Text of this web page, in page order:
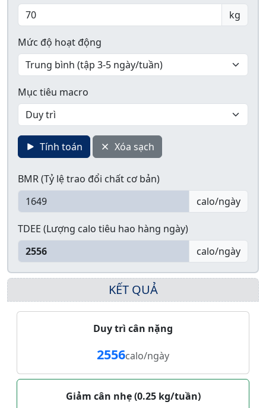
kg
Mức độ hoạt động
Mục tiêu macro
Tính toán Xóa sạch
BMR (Tỷ lệ trao đổi chất cơ bản)
calo/ngày
TDEE (Lượng calo tiêu hao hàng ngày)
calo/ngày
KẾT QUẢ
Duy trì cân nặng
2556calo/ngày
Giảm cân nhẹ (0.25 kg/tuần)